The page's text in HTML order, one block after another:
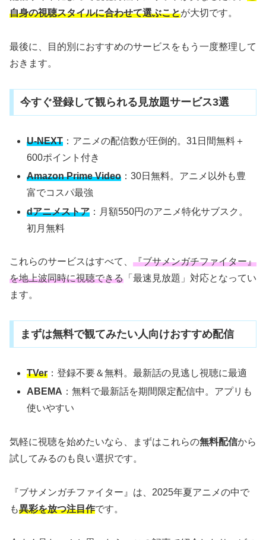
自身の視聴スタイルに合わせて選ぶことが大切です。
最後に、目的別におすすめのサービスをもう一度整理して
おきます。
今すぐ登録して観られる見放題サービス3選
U-NEXT ：アニメの配信数が圧倒的。31日間無料＋
600ポイント付き
Amazon Prime Video ：30日無料。アニメ以外も豊
富でコスパ最強
dアニメストア ：月額550円のアニメ特化サブスク。
初月無料
これらのサービスはすべて、 『ブサメンガチファイター』
を地上波同時に視聴できる 「最速見放題」対応となってい
ます。
まずは無料で観てみたい人向けおすすめ配信
TVer ：登録不要＆無料。最新話の見逃し視聴に最適
ABEMA ：無料で最新話を期間限定配信中。アプリも
使いやすい
気軽に視聴を始めたいなら、まずはこれらの無料配信から
試してみるのも良い選択です。
『ブサメンガチファイター』は、2025年夏アニメの中で
も異彩を放つ注目作です。